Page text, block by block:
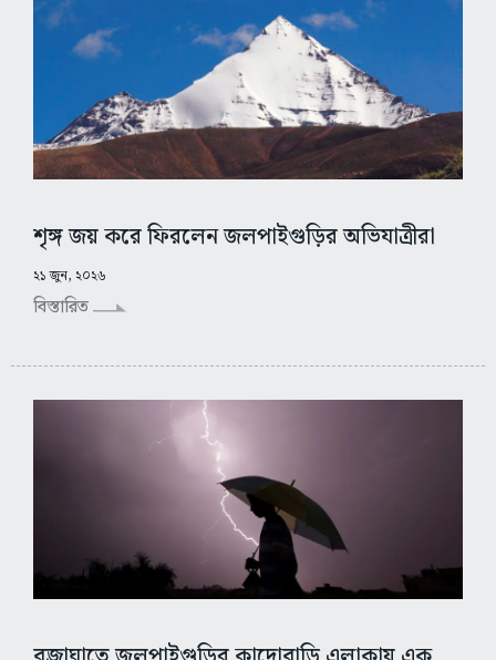
শৃঙ্গ জয় করে ফিরলেন জলপাইগুড়ির অভিযাত্রীরা
২১ জুন, ২০২৬
বিস্তারিত